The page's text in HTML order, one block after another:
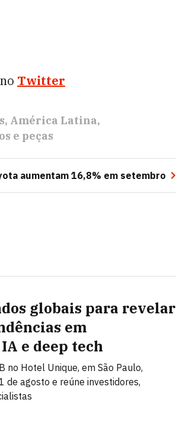
Twitter
América Latina
e peças
aumentam 16,8% em setembro
globais para revelar
em
e deep tech
no Hotel Unique, em São Paulo,
de agosto e reúne investidores,